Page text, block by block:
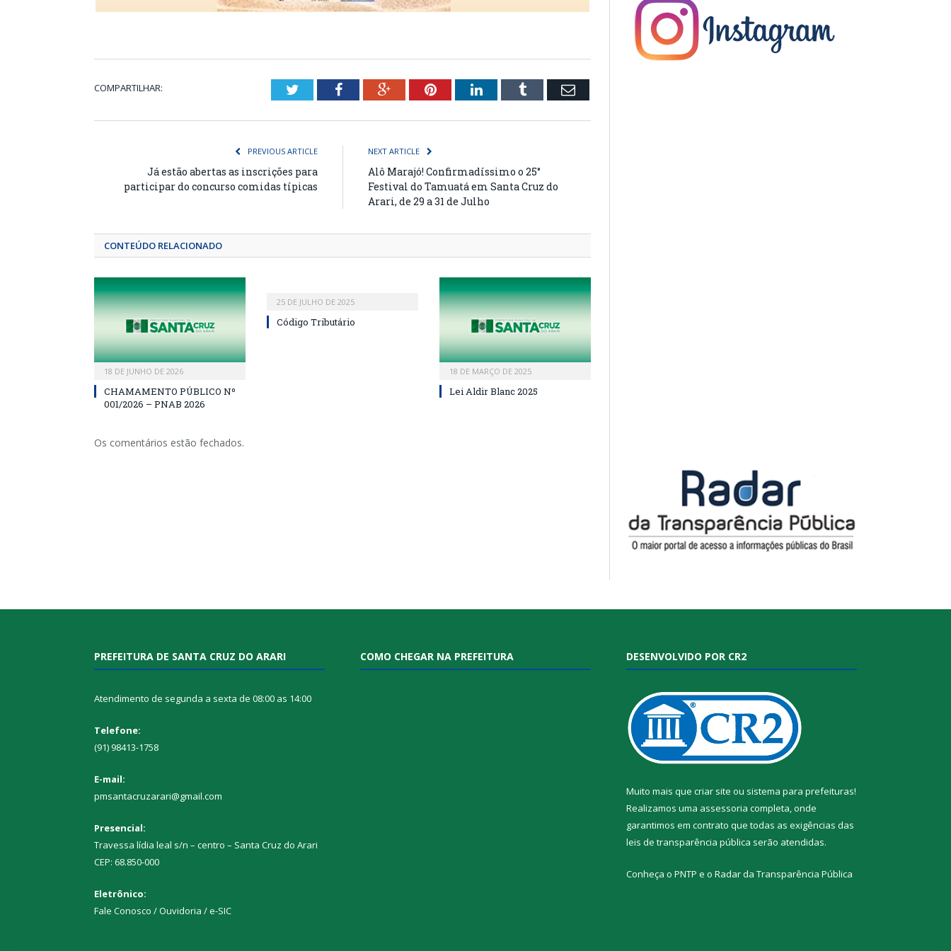
COMPARTILHAR: TwitterFacebookGoogle+PinterestLinkedInTumblr Email
PREVIOUS ARTICLE
Já estão abertas as inscrições para
participar do concurso comidas típicas
NEXT ARTICLE
Alô Marajó! Confirmadíssimo o 25°
Festival do Tamuatá em Santa Cruz do
Arari, de 29 a 31 de Julho
CONTEÚDO RELACIONADO
18 DE JUNHO DE 2026
CHAMAMENTO PÚBLICO Nº
001/2026 – PNAB 2026
25 DE JULHO DE 2025
Código Tributário
18 DE MARÇO DE 2025
Lei Aldir Blanc 2025
Os comentários estão fechados.
PREFEITURA DE SANTA CRUZ DO ARARI
Atendimento de segunda a sexta de 08:00 as 14:00
Telefone:
(91) 98413-1758
E-mail:
pmsantacruzarari@gmail.com
Presencial:
Travessa lídia leal s/n – centro – Santa Cruz do Arari
CEP: 68.850-000
Eletrônico:
Fale Conosco / Ouvidoria / e-SIC
COMO CHEGAR NA PREFEITURA DESENVOLVIDO POR CR2
Muito mais que criar site ou sistema para prefeituras!
Realizamos uma assessoria completa, onde
garantimos em contrato que todas as exigências das
leis de transparência pública serão atendidas.
Conheça o PNTP e o Radar da Transparência Pública